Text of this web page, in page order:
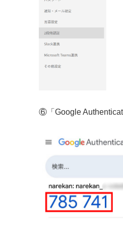
⑥「Google